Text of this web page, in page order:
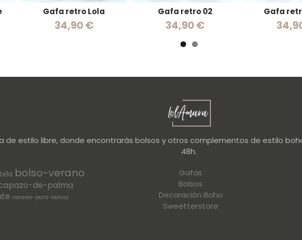
Gafa retro Lola
34,90 €
Gafa retro 02
34,90 €
Gafa
de estilo libre, donde encontrarás bolsos y otros complementos de estilo
48h.
bolso-verano
de-palma
neceser-para-bolsos
Gafas
Bolsos
Decoración Boho
Sweetterstore